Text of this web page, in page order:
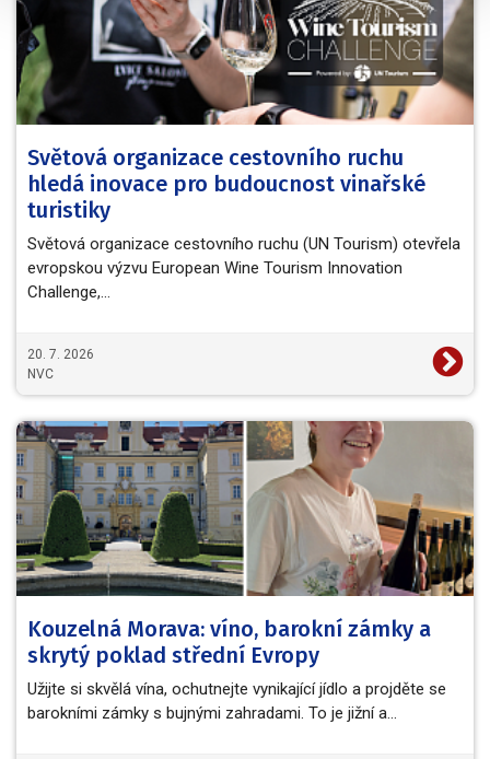
Světová organizace cestovního ruchu
hledá inovace pro budoucnost vinařské
turistiky
Světová organizace cestovního ruchu (UN Tourism) otevřela
evropskou výzvu European Wine Tourism Innovation
Challenge,…
20. 7. 2026
NVC
Kouzelná Morava: víno, barokní zámky a
skrytý poklad střední Evropy
Užijte si skvělá vína, ochutnejte vynikající jídlo a projděte se
barokními zámky s bujnými zahradami. To je jižní a…